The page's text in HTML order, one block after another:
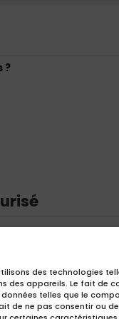
des technologies
des appareils. Le fait de
telles que le
de ne pas consentir ou
?